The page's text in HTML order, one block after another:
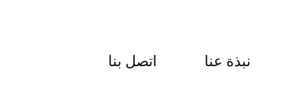
نبذة عنا اتصل بنا